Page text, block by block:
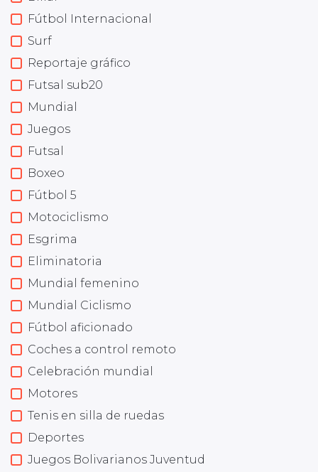
Fútbol Internacional
Surf
Reportaje gráfico
Futsal sub20
Mundial
Juegos
Futsal
Boxeo
Fútbol 5
Motociclismo
Esgrima
Eliminatoria
Mundial femenino
Mundial Ciclismo
Fútbol aficionado
Coches a control remoto
Celebración mundial
Motores
Tenis en silla de ruedas
Deportes
Juegos Bolivarianos Juventud